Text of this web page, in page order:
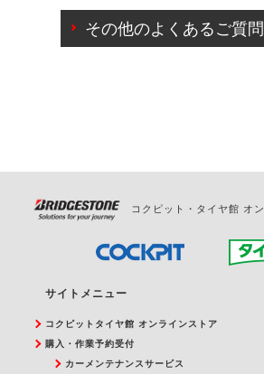
ご来店予約日の3営業日前を過ぎて
の日時変更につきましては、直接ご
その他のよくあるご質
コクピット・タイヤ館 オ
サイトメニュー
コクピットタイヤ館 オンラインストア
購入・作業予約受付
カーメンテナンスサービス